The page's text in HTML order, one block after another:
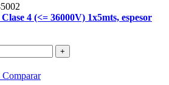
4 (<= 36000V) 1x5mts, espesor
+
Comparar